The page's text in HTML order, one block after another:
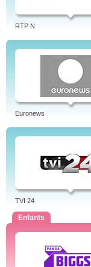
RTP N
Euronews
TVI 24
Enfants